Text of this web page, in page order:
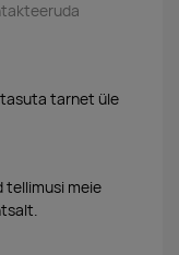
tarnet üle
tellimusi meie